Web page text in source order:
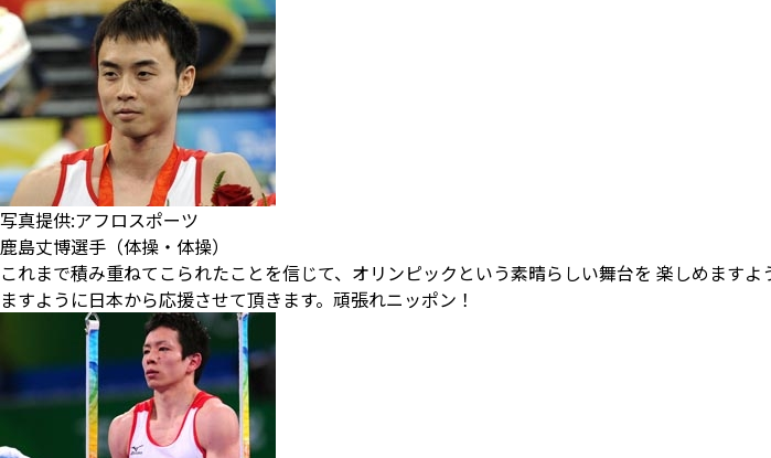
写真提供:アフロスポーツ
鹿島丈博選手（体操・体操）
これまで積み重ねてこられたことを信じて、オリンピックという素晴らしい舞台を 楽しめます
ますように日本から応援させて頂きます。頑張れニッポン！